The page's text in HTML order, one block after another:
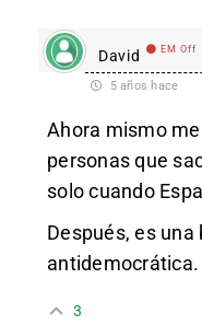
David EM Off
5 años hace
Ahora mismo
personas que
solo cuando
Después, es
antidemocrática.
3